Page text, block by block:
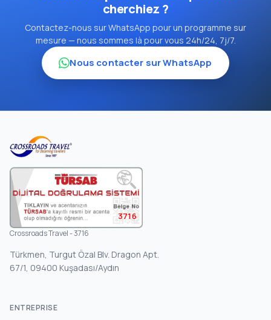
cherchiez ?
Contactez-nous sur WhatsApp pour un programme sur
mesure — nous sommes là pour vous 24h/24, 7j/7.
Nous contacter sur WhatsApp
3716
Crossroads Travel - 3716
Türkmen, Turgut Özal Blv. Dragon Apt.
67/1, 09400 Kuşadası/Aydın
ENTREPRISE